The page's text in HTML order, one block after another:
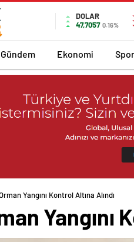
DOLAR
47,7057 0.16%
Gündem Ekonomi Spor
Yangını Kontrol Altına Alındı
Yangını